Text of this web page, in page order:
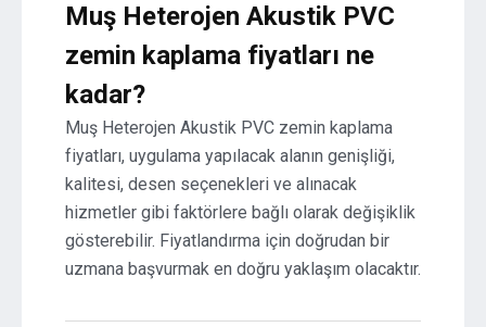
Muş Heterojen Akustik PVC
zemin kaplama fiyatları ne
kadar?
Muş Heterojen Akustik PVC zemin kaplama
fiyatları, uygulama yapılacak alanın genişliği,
kalitesi, desen seçenekleri ve alınacak
hizmetler gibi faktörlere bağlı olarak değişiklik
gösterebilir. Fiyatlandırma için doğrudan bir
uzmana başvurmak en doğru yaklaşım olacaktır.